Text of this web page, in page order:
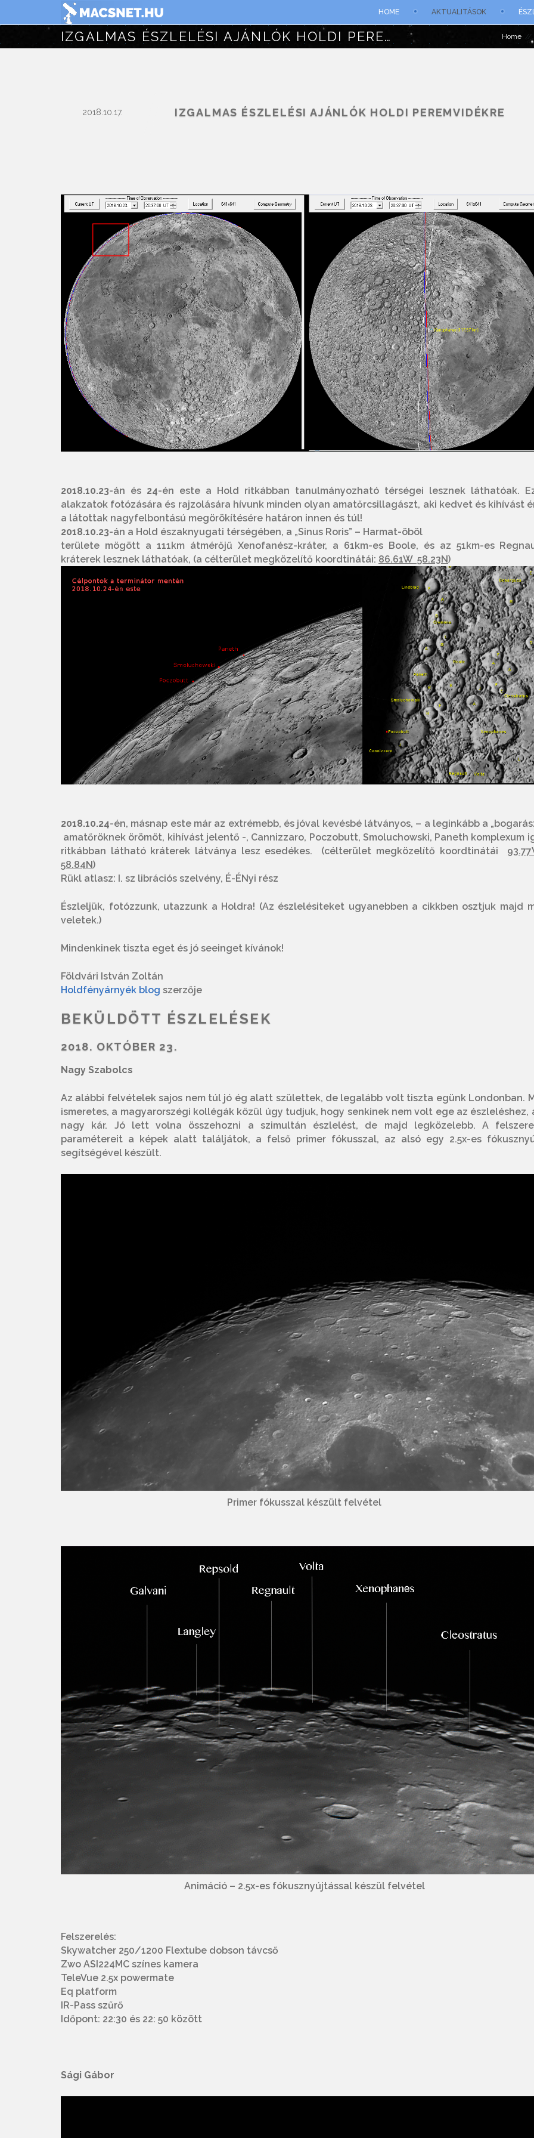
HOME AKTUALITÁSOK
IZGALMAS ÉSZLELÉSI AJÁNLÓK HOLDI PEREMVIDÉKRE Home
2018.10.17. IZGALMAS ÉSZLELÉSI AJÁNLÓK HOLDI PEREMVIDÉKRE
2018.10.23-án és 24-én este a Hold ritkábban tanulmányozható térségei lesznek láthatóak.
alakzatok fotózására és rajzolására hívunk minden olyan amatőrcsillagászt, aki kedvet és kihívást
a látottak nagyfelbontású megörökítésére határon innen és túl!
2018.10.23-án a Hold északnyugati térségében, a „Sinus Roris” – Harmat-öböl
területe mögött a 111km átmérőjű Xenofanész-kráter, a 61km-es Boole, és az 51km-es
kráterek lesznek láthatóak, (a célterület megközelítő koordtinátái: 86.61W 58.23N)
2018.10.24-én, másnap este már az extrémebb, és jóval kevésbé látványos, – a leginkább a
amatőröknek örömöt, kihívást jelentő -, Cannizzaro, Poczobutt, Smoluchowski, Paneth komplexum
ritkábban látható kráterek látványa lesz esedékes. (célterület megközelítő koordtinátái
58.84N)
Rükl atlasz: I. sz librációs szelvény, É-ÉNyi rész
Észleljük, fotózzunk, utazzunk a Holdra! (Az észlelésiteket ugyanebben a cikkben osztjuk majd
veletek.)
Mindenkinek tiszta eget és jó seeinget kívánok!
Földvári István Zoltán
Holdfényárnyék blog szerzője
BEKÜLDÖTT ÉSZLELÉSEK
2018. OKTÓBER 23.
Nagy Szabolcs
Az alábbi felvételek sajos nem túl jó ég alatt születtek, de legalább volt tiszta egünk Londonban.
ismeretes, a magyarorszégi kollégák közül úgy tudjuk, hogy senkinek nem volt ege az észleléshez,
nagy kár. Jó lett volna összehozni a szimultán észlelést, de majd legközelebb. A
paramétereit a képek alatt találjátok, a felső primer fókusszal, az alsó egy 2.5x-es
segítségével készült.
Primer fókusszal készült felvétel
Animáció – 2.5x-es fókusznyújtással készül felvétel
Felszerelés:
Skywatcher 250/1200 Flextube dobson távcső
Zwo ASI224MC színes kamera
TeleVue 2.5x powermate
Eq platform
IR-Pass szűrő
Időpont: 22:30 és 22: 50 között
Sági Gábor